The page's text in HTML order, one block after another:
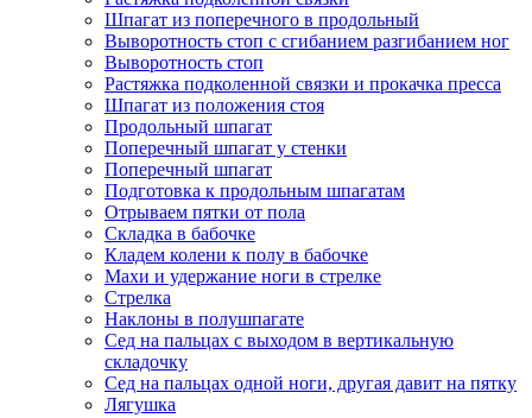
Шпагат из поперечного в продольный
Выворотность стоп с сгибанием разгибанием ног
Выворотность стоп
Растяжка подколенной связки и прокачка пресса
Шпагат из положения стоя
Продольный шпагат
Поперечный шпагат у стенки
Поперечный шпагат
Подготовка к продольным шпагатам
Отрываем пятки от пола
Складка в бабочке
Кладем колени к полу в бабочке
Махи и удержание ноги в стрелке
Стрелка
Наклоны в полушпагате
Сед на пальцах с выходом в вертикальную
складочку
Сед на пальцах одной ноги, другая давит на пятку
Лягушка